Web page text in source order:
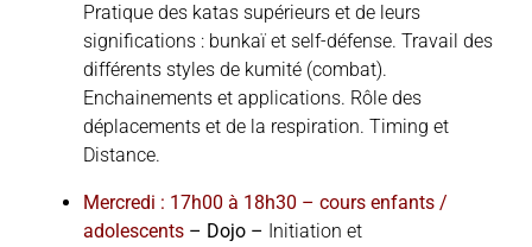
Pratique des katas supérieurs et de leurs
significations : bunkaï et self-défense. Travail des
différents styles de kumité (combat).
Enchainements et applications. Rôle des
déplacements et de la respiration. Timing et
Distance.
Mercredi : 17h00 à 18h30 – cours enfants /
adolescents – Dojo – Initiation et